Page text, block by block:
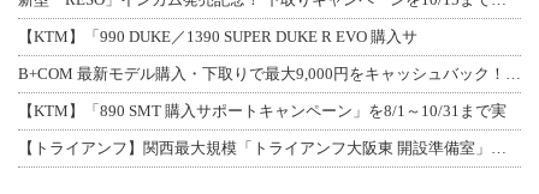
【KTM】「990 DUKE／1390 SUPER DUKE R EVO 購入サ
【KTM】「890 SMT 購入サポートキャンペーン」を8/1～10/31まで実